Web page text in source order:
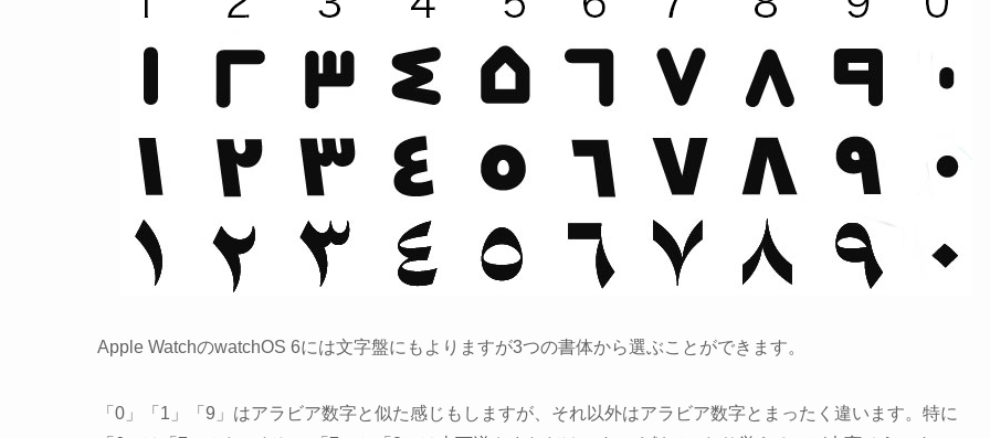
Apple WatchのwatchOS 6には文字盤にもよりますが3つの書体から選ぶことができます。
「0」「1」「9」はアラビア数字と似た感じもしますが、それ以外はアラビア数字とまったく違います。特に